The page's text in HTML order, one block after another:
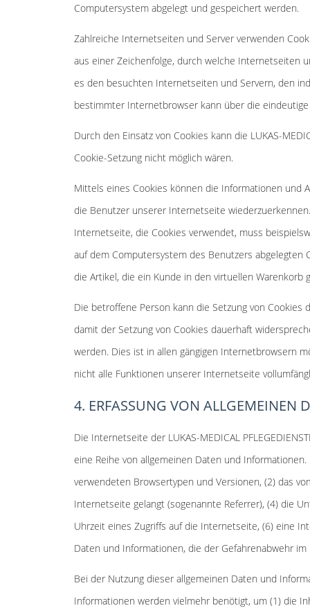
Computersystem abgelegt und gespeichert werden.
Zahlreiche Internetseiten und Server verwenden
aus einer Zeichenfolge, durch welche Internetseiten
es den besuchten Internetseiten und Servern, den
bestimmter Internetbrowser kann über die
Durch den Einsatz von Cookies kann die LUKAS-
Cookie-Setzung nicht möglich wären.
Mittels eines Cookies können die Informationen und
die Benutzer unserer Internetseite
Internetseite, die Cookies verwendet, muss
auf dem Computersystem des Benutzers
die Artikel, die ein Kunde in den virtuellen Warenkorb
Die betroffene Person kann die Setzung von
damit der Setzung von Cookies dauerhaft
werden. Dies ist in allen gängigen Internetbrowsern
nicht alle Funktionen unserer Internetseite
4. ERFASSUNG VON ALLGEMEINEN
Die Internetseite der LUKAS-MEDICAL
eine Reihe von allgemeinen Daten und
verwendeten Browsertypen und Versionen, (2) das
Internetseite gelangt (sogenannte Referrer), (4) die
Uhrzeit eines Zugriffs auf die Internetseite, (6) eine
Daten und Informationen, die der Gefahrenabwehr
Bei der Nutzung dieser allgemeinen Daten und
Informationen werden vielmehr benötigt, um (1) die